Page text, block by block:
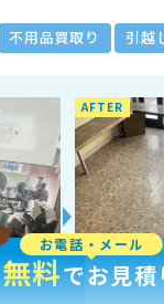
不用品買取り 引越
AFTER
お電話・メール
無料でお見積